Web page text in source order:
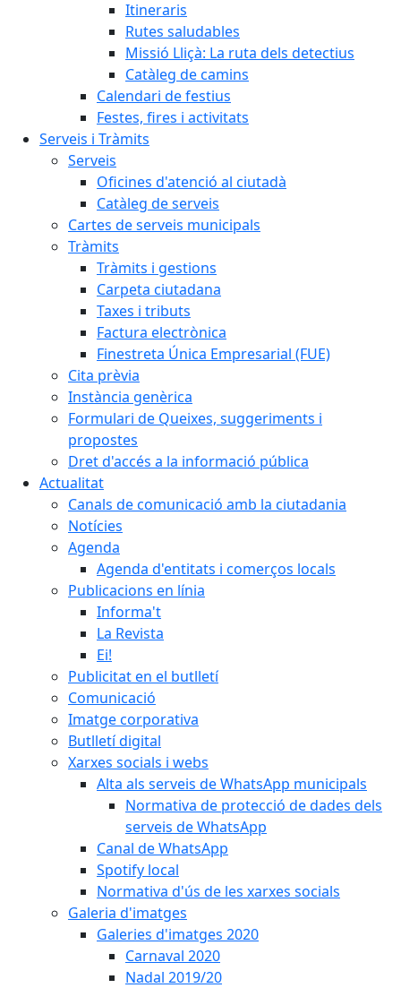
Itineraris
Rutes saludables
Missió Lliçà: La ruta dels detectius
Catàleg de camins
Calendari de festius
Festes, fires i activitats
Serveis i Tràmits
Serveis
Oficines d'atenció al ciutadà
Catàleg de serveis
Cartes de serveis municipals
Tràmits
Tràmits i gestions
Carpeta ciutadana
Taxes i tributs
Factura electrònica
Finestreta Única Empresarial (FUE)
Cita prèvia
Instància genèrica
Formulari de Queixes, suggeriments i
propostes
Dret d'accés a la informació pública
Actualitat
Canals de comunicació amb la ciutadania
Notícies
Agenda
Agenda d'entitats i comerços locals
Publicacions en línia
Informa't
La Revista
Ei!
Publicitat en el butlletí
Comunicació
Imatge corporativa
Butlletí digital
Xarxes socials i webs
Alta als serveis de WhatsApp municipals
Normativa de protecció de dades dels
serveis de WhatsApp
Canal de WhatsApp
Spotify local
Normativa d'ús de les xarxes socials
Galeria d'imatges
Galeries d'imatges 2020
Carnaval 2020
Nadal 2019/20